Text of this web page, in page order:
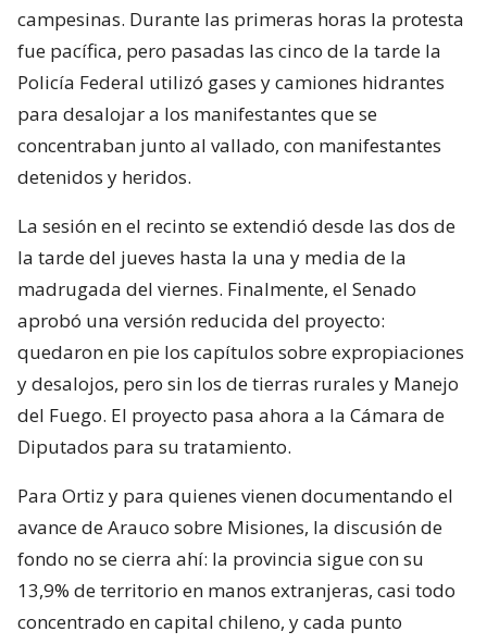
campesinas. Durante las primeras horas la protesta
fue pacífica, pero pasadas las cinco de la tarde la
Policía Federal utilizó gases y camiones hidrantes
para desalojar a los manifestantes que se
concentraban junto al vallado, con manifestantes
detenidos y heridos.
La sesión en el recinto se extendió desde las dos de
la tarde del jueves hasta la una y media de la
madrugada del viernes. Finalmente, el Senado
aprobó una versión reducida del proyecto:
quedaron en pie los capítulos sobre expropiaciones
y desalojos, pero sin los de tierras rurales y Manejo
del Fuego. El proyecto pasa ahora a la Cámara de
Diputados para su tratamiento.
Para Ortiz y para quienes vienen documentando el
avance de Arauco sobre Misiones, la discusión de
fondo no se cierra ahí: la provincia sigue con su
13,9% de territorio en manos extranjeras, casi todo
concentrado en capital chileno, y cada punto